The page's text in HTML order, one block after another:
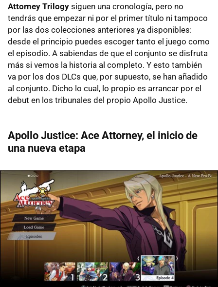
Attorney Trilogy siguen una cronología, pero no
tendrás que empezar ni por el primer título ni tampoco
por las dos colecciones anteriores ya disponibles:
desde el principio puedes escoger tanto el juego como
el episodio. A sabiendas de que el conjunto se disfruta
más si vemos la historia al completo. Y esto también
va por los dos DLCs que, por supuesto, se han añadido
al conjunto. Dicho lo cual, lo propio es arrancar por el
debut en los tribunales del propio Apollo Justice.
Apollo Justice: Ace Attorney, el inicio de
una nueva etapa